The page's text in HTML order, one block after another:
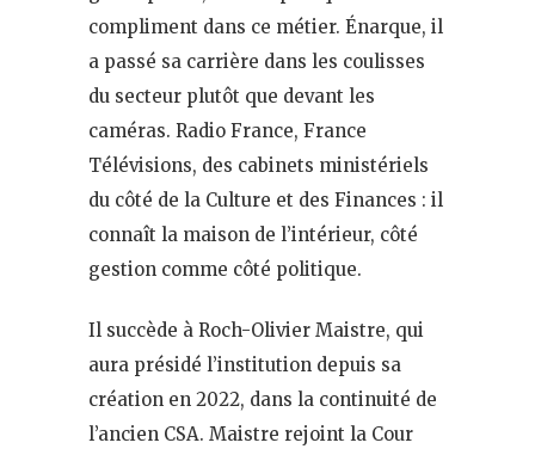
compliment dans ce métier. Énarque, il
a passé sa carrière dans les coulisses
du secteur plutôt que devant les
caméras. Radio France, France
Télévisions, des cabinets ministériels
du côté de la Culture et des Finances : il
connaît la maison de l’intérieur, côté
gestion comme côté politique.
Il succède à Roch-Olivier Maistre, qui
aura présidé l’institution depuis sa
création en 2022, dans la continuité de
l’ancien CSA. Maistre rejoint la Cour